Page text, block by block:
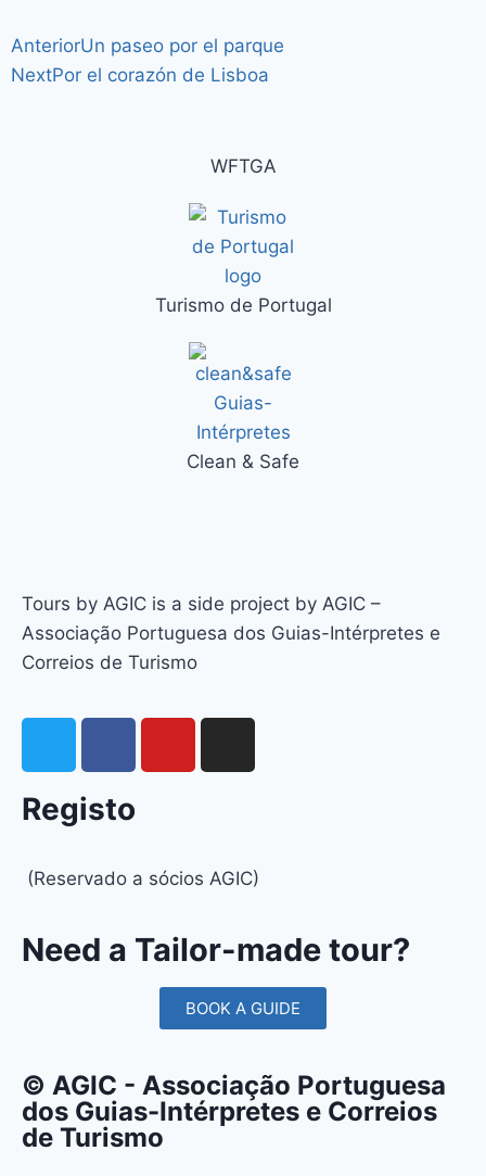
AnteriorUn paseo por el parque
NextPor el corazón de Lisboa
WFTGA
Turismo de Portugal
Clean & Safe
Tours by AGIC is a side project by AGIC –
Associação Portuguesa dos Guias-Intérpretes e
Correios de Turismo
Registo
(Reservado a sócios AGIC)
Need a Tailor-made tour?
BOOK A GUIDE
© AGIC - Associação Portuguesa
dos Guias-Intérpretes e Correios
de Turismo